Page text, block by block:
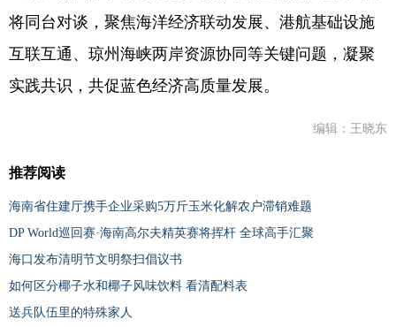
将同台对谈，聚焦海洋经济联动发展、港航基础设施
互联互通、琼州海峡两岸资源协同等关键问题，凝聚
实践共识，共促蓝色经济高质量发展。
编辑：王晓东
推荐阅读
海南省住建厅携手企业采购5万斤玉米化解农户滞销难题
DP World巡回赛·海南高尔夫精英赛将挥杆 全球高手汇聚
海口发布清明节文明祭扫倡议书
如何区分椰子水和椰子风味饮料 看清配料表
送兵队伍里的特殊家人